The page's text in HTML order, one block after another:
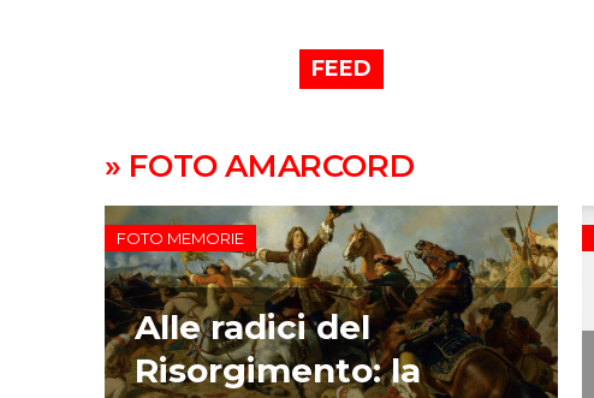
FEED
» FOTO AMARCORD
FOTO MEMORIE
Alle radici del
Risorgimento: la